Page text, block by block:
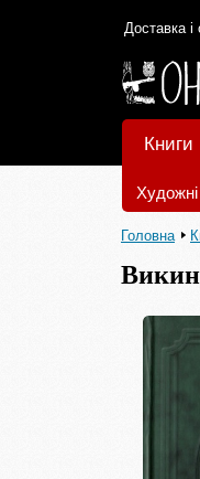
Доставка і
Книги
Художні
Головна